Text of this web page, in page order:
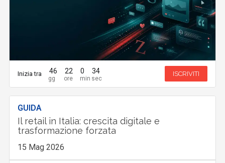
Inizia tra 46 22 0 33 ISCRIVITI
GUIDA
Il retail in Italia: crescita digitale e
trasformazione forzata
15 Mag 2026